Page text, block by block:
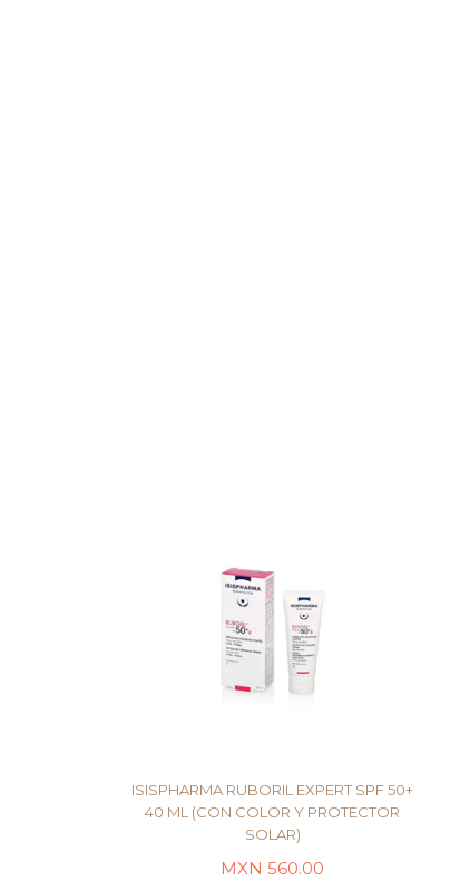
LEER MÁS
ISISPHARMA RUBORIL EXPERT SPF 50+
40 ML (CON COLOR Y PROTECTOR
SOLAR)
560.00